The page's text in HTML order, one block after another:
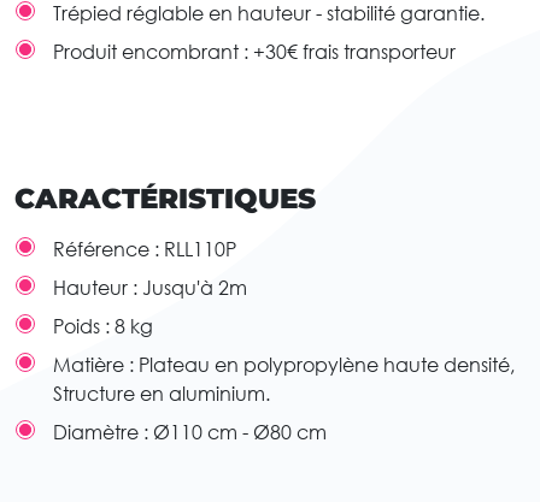
Trépied réglable en hauteur - stabilité garantie.
Produit encombrant : +30€ frais transporteur
CARACTÉRISTIQUES
Référence : RLL110P
Hauteur : Jusqu'à 2m
Poids : 8 kg
Matière : Plateau en polypropylène haute densité,
Structure en aluminium.
Diamètre : Ø110 cm - Ø80 cm